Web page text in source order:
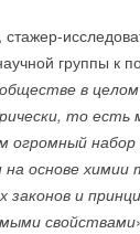
группы к
в
то
огромный
на основе
и
свойствами
МАКСИ
системы
жесткими
количеством